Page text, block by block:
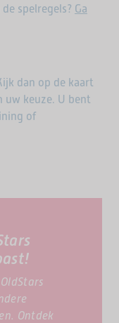
spelregels? Ga
dan op de kaart
uw keuze. U bent
of
Ontdek